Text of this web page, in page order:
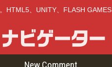
HTML5、UNITY、FLASH GAMES